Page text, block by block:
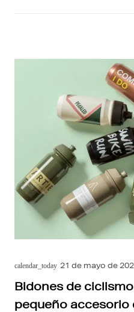
calendar_today 21 de mayo de
Bidones de
pequeño accesorio